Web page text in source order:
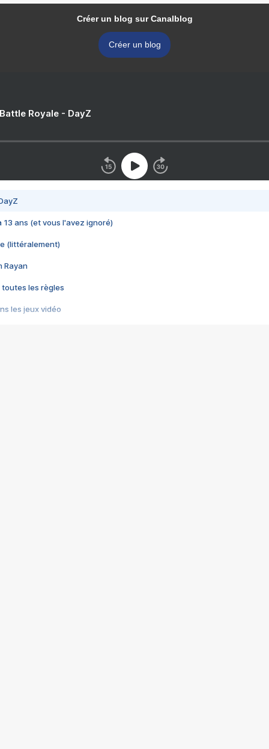
Créer un blog sur Canalblog
Créer un blog
Royale - DayZ
13 ans (et vous l'avez ignoré)
(littéralement)
Rayan
toutes les règles
les jeux vidéo